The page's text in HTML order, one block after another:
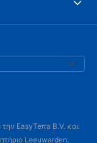
EasyTerra B.V. και
Leeuwarden,